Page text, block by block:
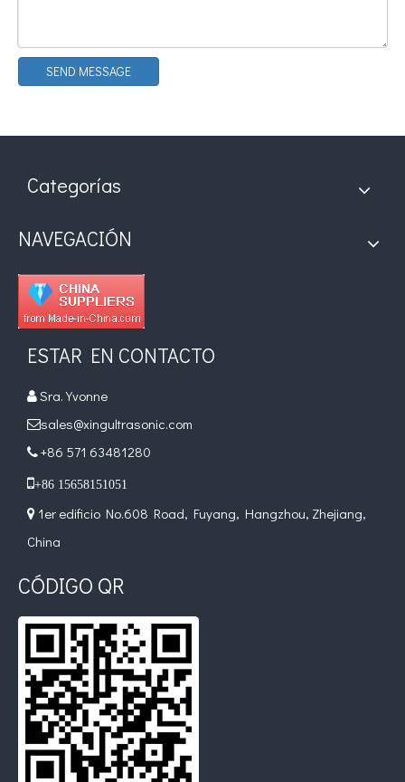
Actualmente, la investigación sobre la extracción de antioxidantes y
SEND MESSAGE
Categorías
NAVEGACIÓN
ESTAR EN CONTACTO
 Sra. Yvonne
sales@xingultrasonic.com
 +86 571 63481280
+86 15658151051
 1er edificio No.608 Road, Fuyang, Hangzhou, Zhejiang,
China
CÓDIGO QR